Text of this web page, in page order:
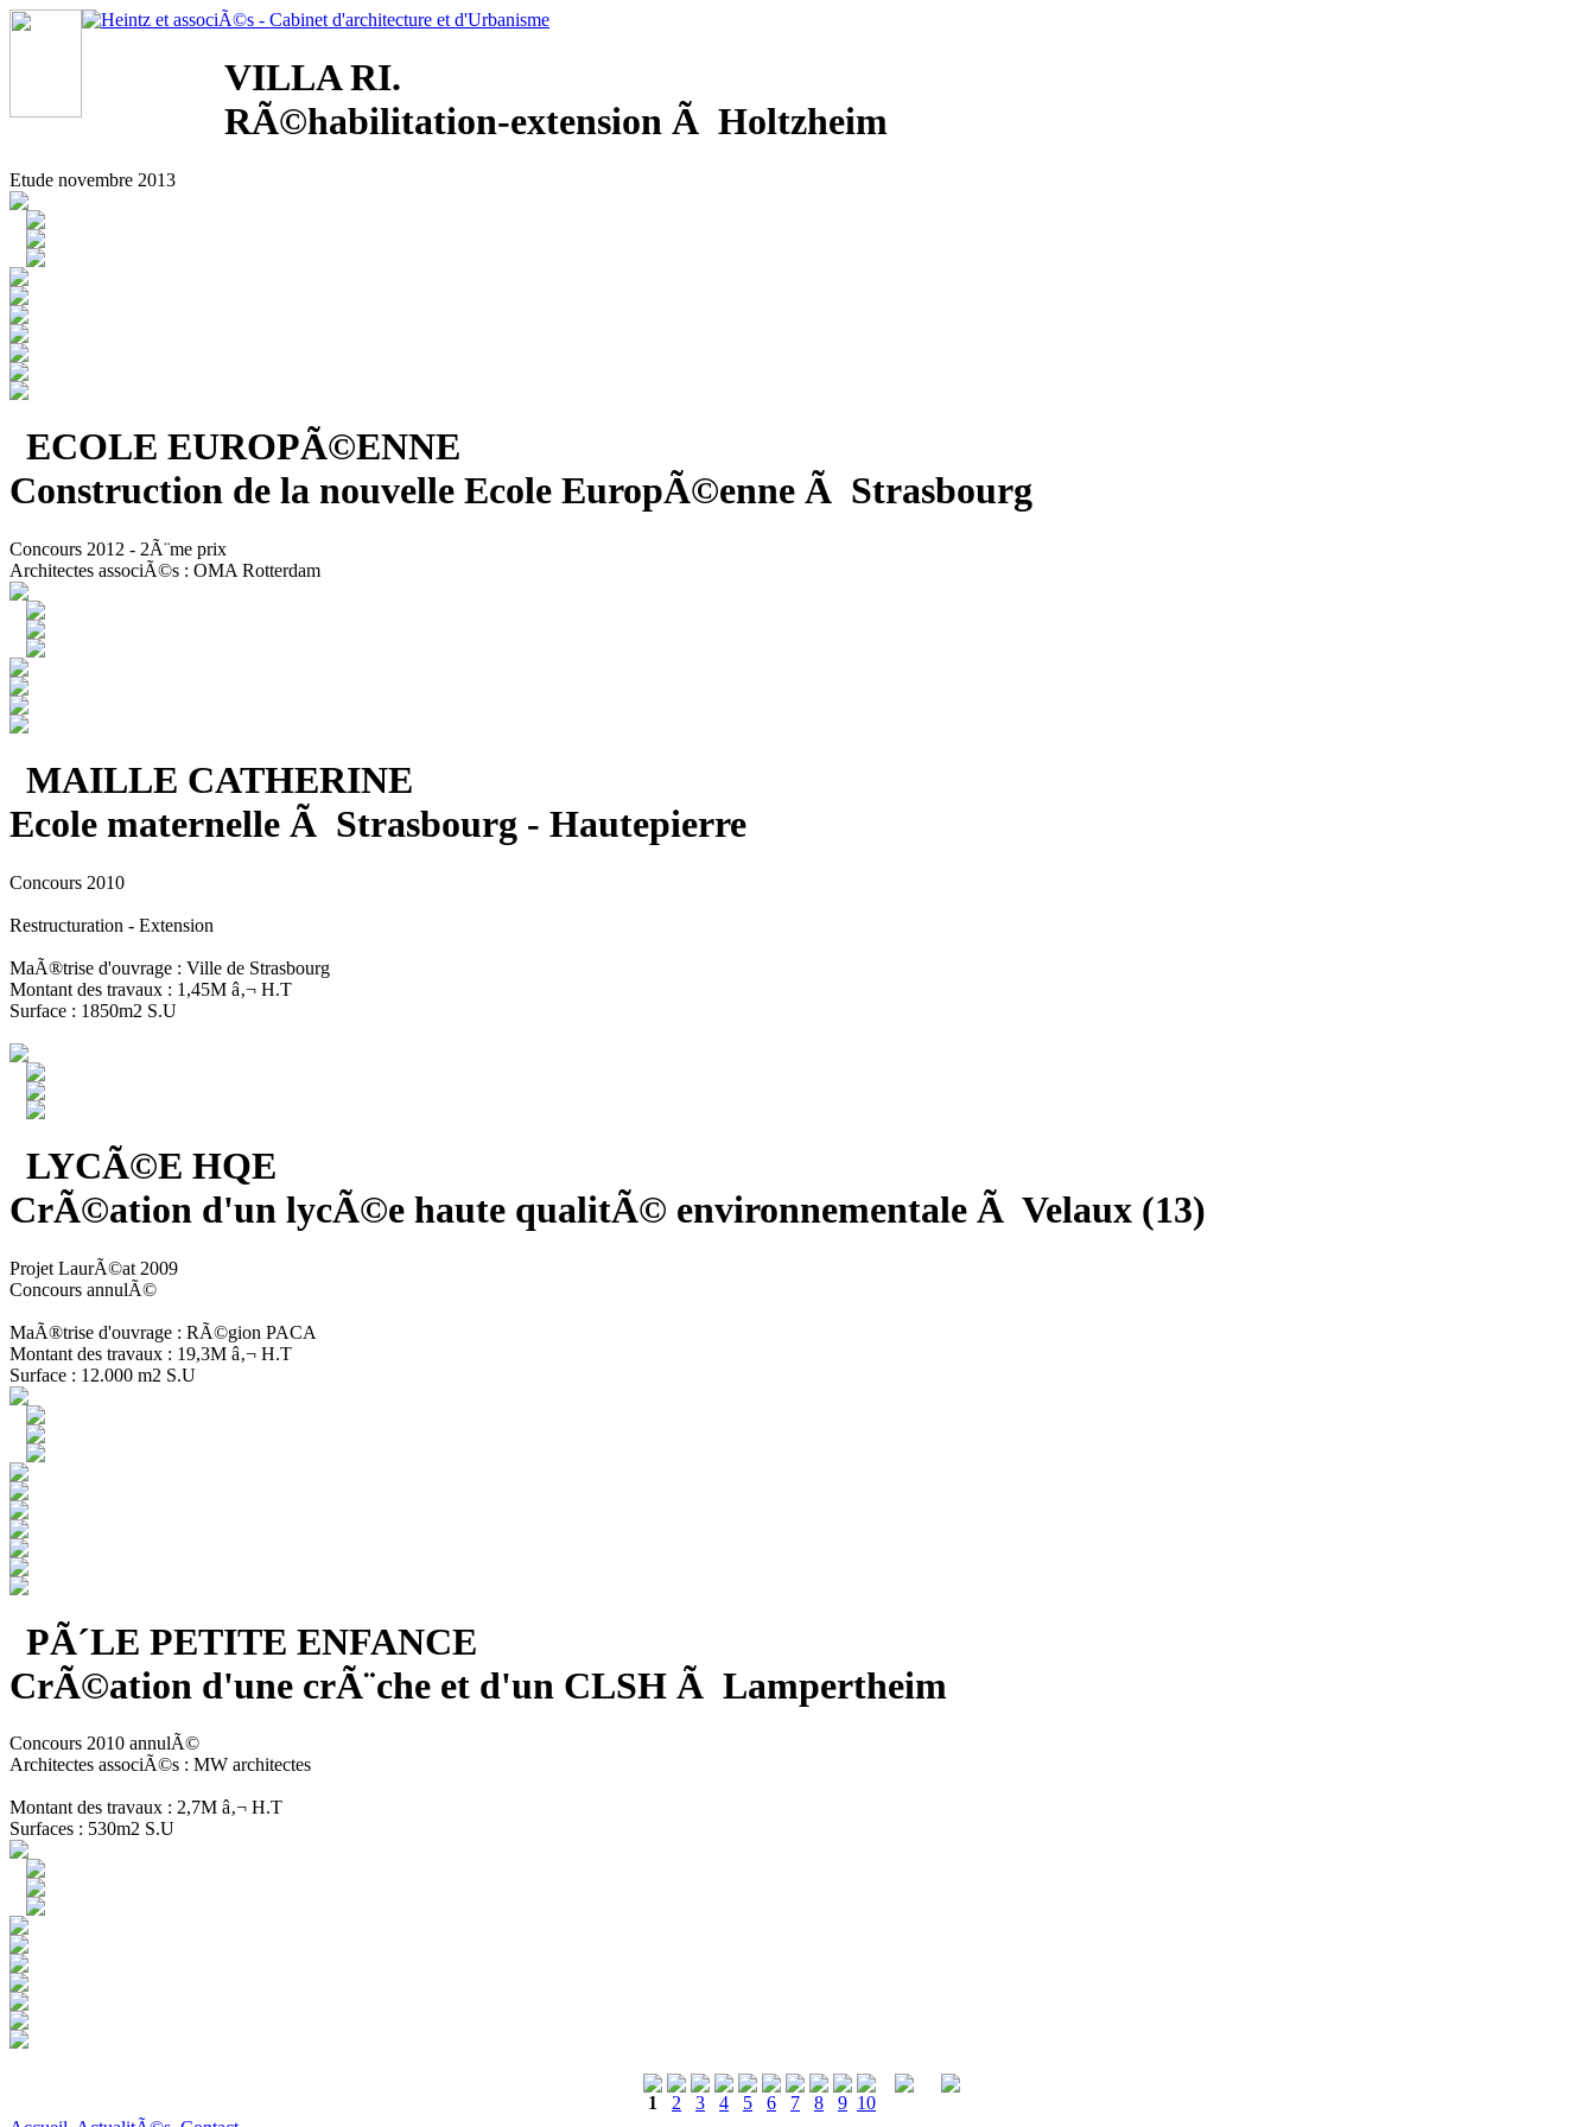
VILLA RI.
RÃ©habilitation-extension Ã Holtzheim
Etude novembre 2013
ECOLE EUROPÃ©ENNE
Construction de la nouvelle Ecole EuropÃ©enne Ã Strasbourg
Concours 2012 - 2Ã¨me prix
Architectes associÃ©s : OMA Rotterdam
MAILLE CATHERINE
Ecole maternelle Ã Strasbourg - Hautepierre
Concours 2010
Restructuration - Extension
MaÃ®trise d'ouvrage : Ville de Strasbourg
Montant des travaux : 1,45M â‚¬ H.T
Surface : 1850m2 S.U
LYCÃ©E HQE
CrÃ©ation d'un lycÃ©e haute qualitÃ© environnementale Ã Velaux (13)
Projet LaurÃ©at 2009
Concours annulÃ©
MaÃ®trise d'ouvrage : RÃ©gion PACA
Montant des travaux : 19,3M â‚¬ H.T
Surface : 12.000 m2 S.U
PÃ´LE PETITE ENFANCE
CrÃ©ation d'une crÃ¨che et d'un CLSH Ã Lampertheim
Concours 2010 annulÃ©
Architectes associÃ©s : MW architectes
Montant des travaux : 2,7M â‚¬ H.T
Surfaces : 530m2 S.U
1 2 3 4 5 6 7 8 9 10